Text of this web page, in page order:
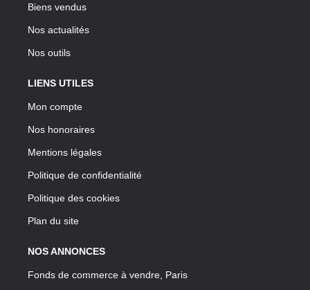
Biens vendus
Nos actualités
Nos outils
LIENS UTILES
Mon compte
Nos honoraires
Mentions légales
Politique de confidentialité
Politique des cookies
Plan du site
NOS ANNONCES
Fonds de commerce à vendre, Paris